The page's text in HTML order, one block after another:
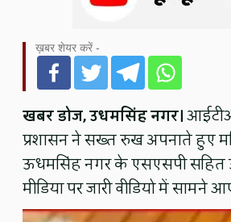
ख़बर शेयर करें -
खबर डोज, उधमसिंह नगर।
प्रशासन ने सख्त रुख अपनाते हुए
ऊधमसिंह नगर के एसएसपी सहित
मीडिया पर जारी वीडियो में सामने